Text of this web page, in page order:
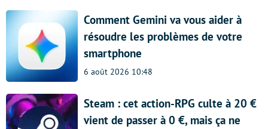
Comment Gemini va vous aider à
résoudre les problèmes de votre
smartphone
6 août 2026 10:48
Steam : cet action-RPG culte à 20 €
vient de passer à 0 €, mais ça ne